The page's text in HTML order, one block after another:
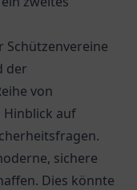
Schützenvereine
der
von
auf
sichere
Dies könnte